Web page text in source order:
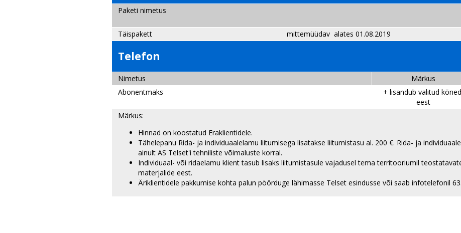
Paketi nimetus
Täispakett mittemüüdav​ alates 01.08.2019
Telefon
Nimetus Märkus
Abonentmaks
+ lisandub valitud
eest
Märkus:
Hinnad on koostatud Eraklientidele.
Tähelepanu Rida- ja individuaalelamu liitumisega lisatakse liitumistasu al. 200 €. Rida- ja
ainult AS Telset'i tehniliste võimaluste korral.
Individuaal- või ridaelamu klient tasub lisaks liitumistasule vajadusel tema territooriumil
materjalide eest.
Äriklientidele pakkumise kohta palun pöörduge lähimasse Telset esindusse või